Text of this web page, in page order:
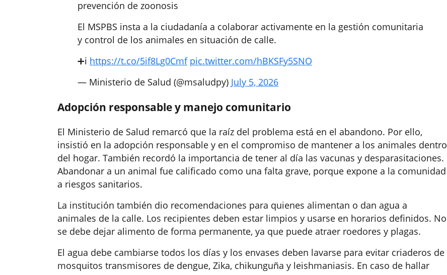
prevención de zoonosis
El MSPBS insta a la ciudadanía a colaborar activamente en la gestión comunitaria
y control de los animales en situación de calle.
➕ℹ️ https://t.co/5if8Lg0Cmf pic.twitter.com/hBKSFy5SNO
— Ministerio de Salud (@msaludpy) July 5, 2026
Adopción responsable y manejo comunitario
El Ministerio de Salud remarcó que la raíz del problema está en el abandono. Por ello,
insistió en la adopción responsable y en el compromiso de mantener a los animales dentro
del hogar. También recordó la importancia de tener al día las vacunas y desparasitaciones.
Abandonar a un animal fue calificado como una falta grave, porque expone a la comunidad
a riesgos sanitarios.
La institución también dio recomendaciones para quienes alimentan o dan agua a
animales de la calle. Los recipientes deben estar limpios y usarse en horarios definidos. No
se debe dejar alimento de forma permanente, ya que puede atraer roedores y plagas.
El agua debe cambiarse todos los días y los envases deben lavarse para evitar criaderos de
mosquitos transmisores de dengue, Zika, chikunguña y leishmaniasis. En caso de hallar